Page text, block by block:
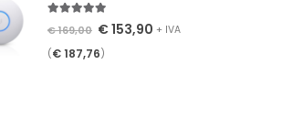
€169,00 €153,90 + IVA
(€187,76)